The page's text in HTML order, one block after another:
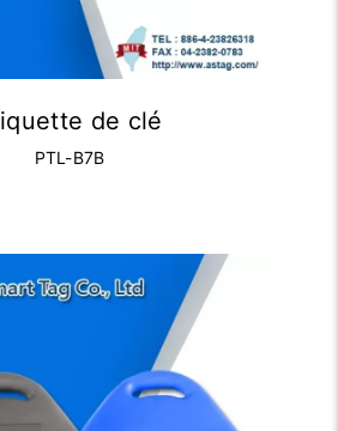
de clé
PTL-B7B